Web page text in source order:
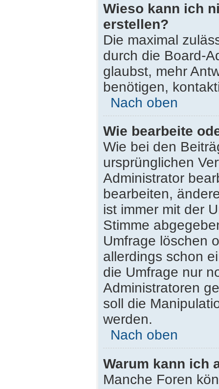
Wieso kann ich
erstellen?
Die maximal
durch die Board-
glaubst, mehr
benötigen,
Nach oben
Wie bearbeite
Wie bei den
ursprünglichen
Administrator
bearbeiten,
ist immer mit der
Stimme
Umfrage löschen
allerdings schon
die Umfrage nur
Administratoren
soll die
werden.
Nach oben
Warum kann ich
Manche Foren